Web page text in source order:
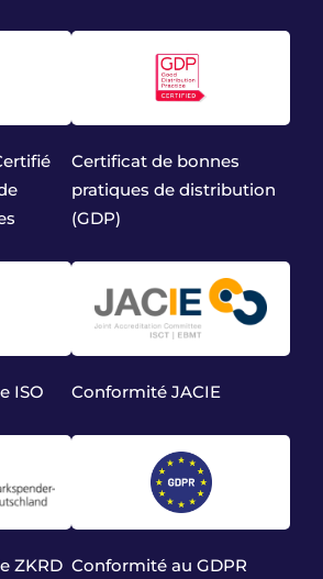
Certificat de bonnes
pratiques de distribution
(GDP)
ISO
Conformité JACIE
ZKRD Conformité au GDPR